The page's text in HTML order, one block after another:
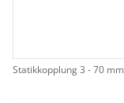
Statikkopplung 3 - 70 mm